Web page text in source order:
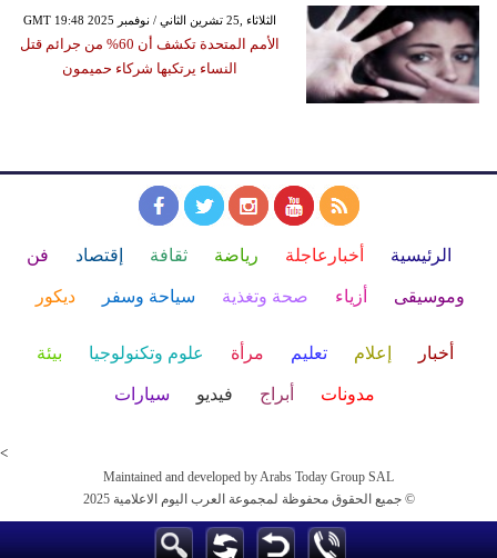
GMT 19:48 2025 الثلاثاء ,25 تشرين الثاني / نوفمبر
الأمم المتحدة تكشف أن 60% من جرائم قتل
النساء يرتكبها شركاء حميمون
الرئيسية أخبارعاجلة رياضة ثقافة إقتصاد فن
وموسيقى أزياء صحة وتغذية سياحة وسفر ديكور
أخبار إعلام تعليم مرأة علوم وتكنولوجيا بيئة
مدونات أبراج فيديو سيارات
<
Maintained and developed by Arabs Today Group SAL
جميع الحقوق محفوظة لمجموعة العرب اليوم الاعلامية 2025 ©